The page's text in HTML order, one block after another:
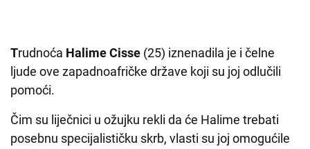
Trudnoća Halime Cisse (25) iznenadila je i čelne
ljude ove zapadnoafričke države koji su joj odlučili
pomoći.
Čim su liječnici u ožujku rekli da će Halime trebati
posebnu specijalističku skrb, vlasti su joj omogućile